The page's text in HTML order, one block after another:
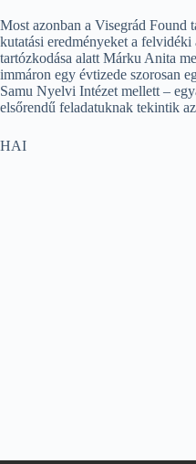
Most azonban a Visegrád Found
kutatási eredményeket a
tartózkodása alatt Márku Anita
immáron egy évtizede szorosan
Samu Nyelvi Intézet mellett –
elsőrendű feladatuknak tekintik
HAI